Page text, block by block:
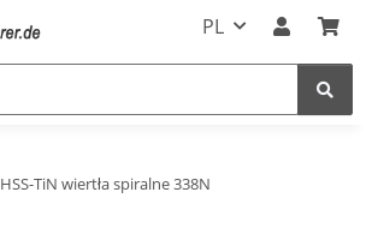
PL
HSS-TiN wiertła spiralne 338N